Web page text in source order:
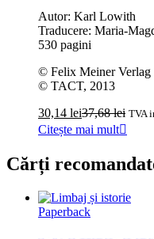
Autor: Karl Lowith
Traducere: Maria-
530 pagini
© Felix Meiner
© TACT, 2013
30,14 lei37,68lei TVA
Citește mai mult
Cărți
Paperback